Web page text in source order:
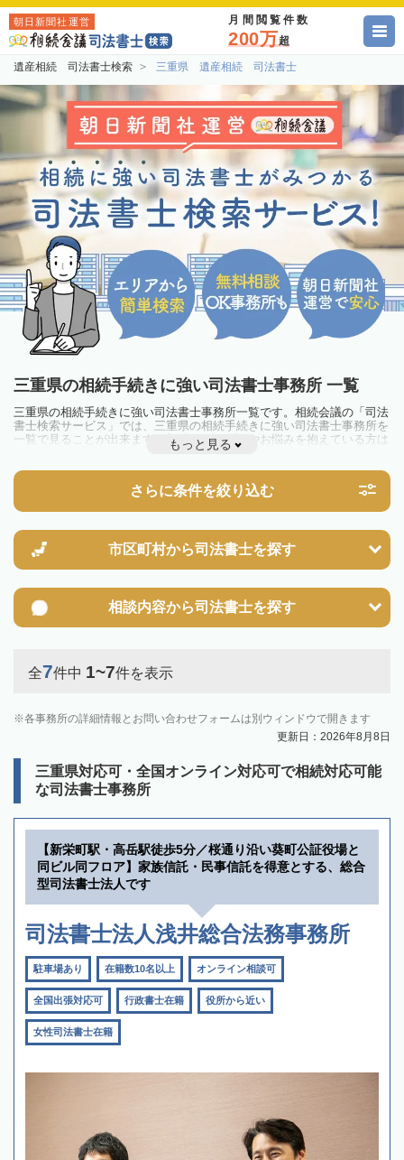
朝日新聞社運営 月間閲覧件数
200万超
遺産相続 司法書士検索 三重県 遺産相続 司法書士
三重県の相続手続きに強い司法書士事務所 一覧
三重県の相続手続きに強い司法書士事務所一覧です。相続会議の「司法
書士検索サービス」では、三重県の相続手続きに強い司法書士事務所を
一覧で見ることが出来ます。相続のトラブルやお悩みを抱えている方は
一度近隣の司法書士に相談してみましょう。
もっと見る
さらに条件を絞り込む
市区町村から司法書士を探す
相談内容から司法書士を探す
全7件中 1~7件を表示
各事務所の詳細情報とお問い合わせフォームは別ウィンドウで開きます
更新日：2026年8月8日
三重県対応可・全国オンライン対応可で相続対応可能
な司法書士事務所
【新栄町駅・高岳駅徒歩5分／桜通り沿い葵町公証役場と
同ビル同フロア】家族信託・民事信託を得意とする、総合
型司法書士法人です
司法書士法人浅井総合法務事務所
駐車場あり 在籍数10名以上 オンライン相談可
全国出張対応可 行政書士在籍 役所から近い
女性司法書士在籍